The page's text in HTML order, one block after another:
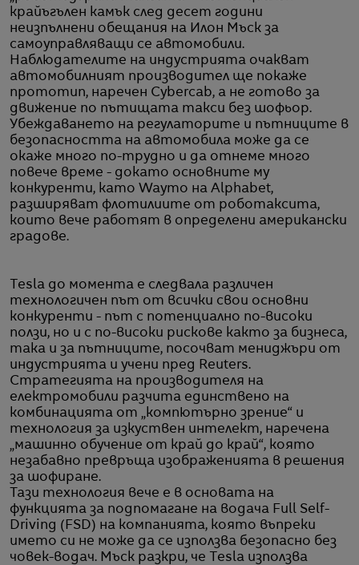
крайъгълен камък след десет години
неизпълнени обещания на Илон Мъск за
самоуправляващи се автомобили.
Наблюдателите на индустрията очакват
автомобилният производител ще покаже
прототип, наречен Cybercab, а не готово за
движение по пътищата такси без шофьор.
Убеждаването на регулаторите и пътниците в
безопасността на автомобила може да се
окаже много по-трудно и да отнеме много
повече време - докато основните му
конкуренти, като Waymo на Alphabet,
разширяват флотилиите от роботаксита,
които вече работят в определени американски
градове.
Tesla до момента е следвала различен
технологичен път от всички свои основни
конкуренти - път с потенциално по-високи
ползи, но и с по-високи рискове както за бизнеса,
така и за пътниците, посочват мениджъри от
индустрията и учени пред Reuters.
Стратегията на производителя на
електромобили разчита единствено на
комбинацията от „компютърно зрение“ и
технология за изкуствен интелект, наречена
„машинно обучение от край до край“, която
незабавно превръща изображенията в решения
за шофиране.
Тази технология вече е в основата на
функцията за подпомагане на водача Full Self-
Driving (FSD) на компанията, която въпреки
името си не може да се използва безопасно без
човек-водач. Мъск разкри, че Tesla използва